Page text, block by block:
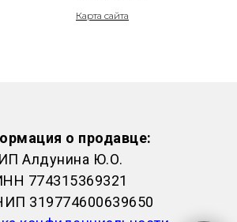
Карта сайта
о продавце:
ИП Алдунина Ю.О.
774315369321
319774600639650